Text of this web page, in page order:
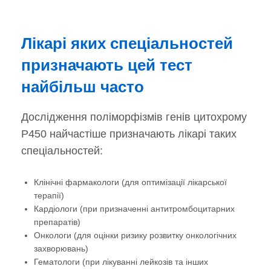
Лікарі яких спеціальностей
призначають цей тест
найбільш часто
Дослідження поліморфізмів генів цитохрому
P450 найчастіше призначають лікарі таких
спеціальностей:
Клінічні фармакологи (для оптимізації лікарської
терапії)
Кардіологи (при призначенні антитромбоцитарних
препаратів)
Онкологи (для оцінки ризику розвитку онкологічних
захворювань)
Гематологи (при лікуванні лейкозів та інших